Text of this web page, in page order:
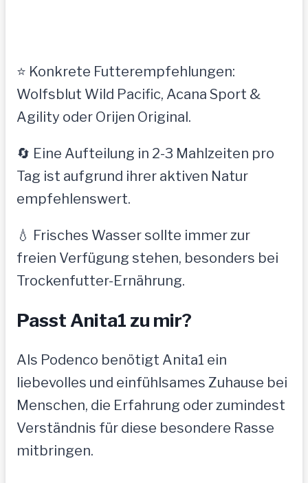
⭐ Konkrete Futterempfehlungen:
Wolfsblut Wild Pacific, Acana Sport &
Agility oder Orijen Original.
🔄 Eine Aufteilung in 2-3 Mahlzeiten pro
Tag ist aufgrund ihrer aktiven Natur
empfehlenswert.
💧 Frisches Wasser sollte immer zur
freien Verfügung stehen, besonders bei
Trockenfutter-Ernährung.
Passt Anita1 zu mir?
Als Podenco benötigt Anita1 ein
liebevolles und einfühlsames Zuhause bei
Menschen, die Erfahrung oder zumindest
Verständnis für diese besondere Rasse
mitbringen.